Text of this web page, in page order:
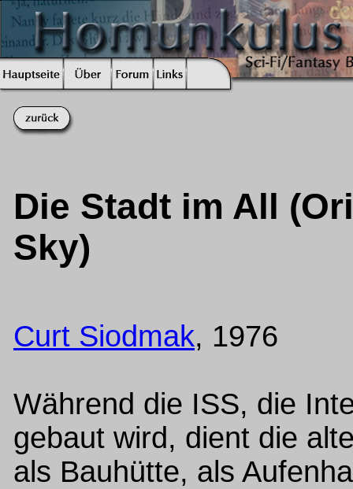
Die Stadt im All
Sky)
Curt Siodmak, 1976
Während die ISS, die
gebaut wird, dient die
als Bauhütte, als